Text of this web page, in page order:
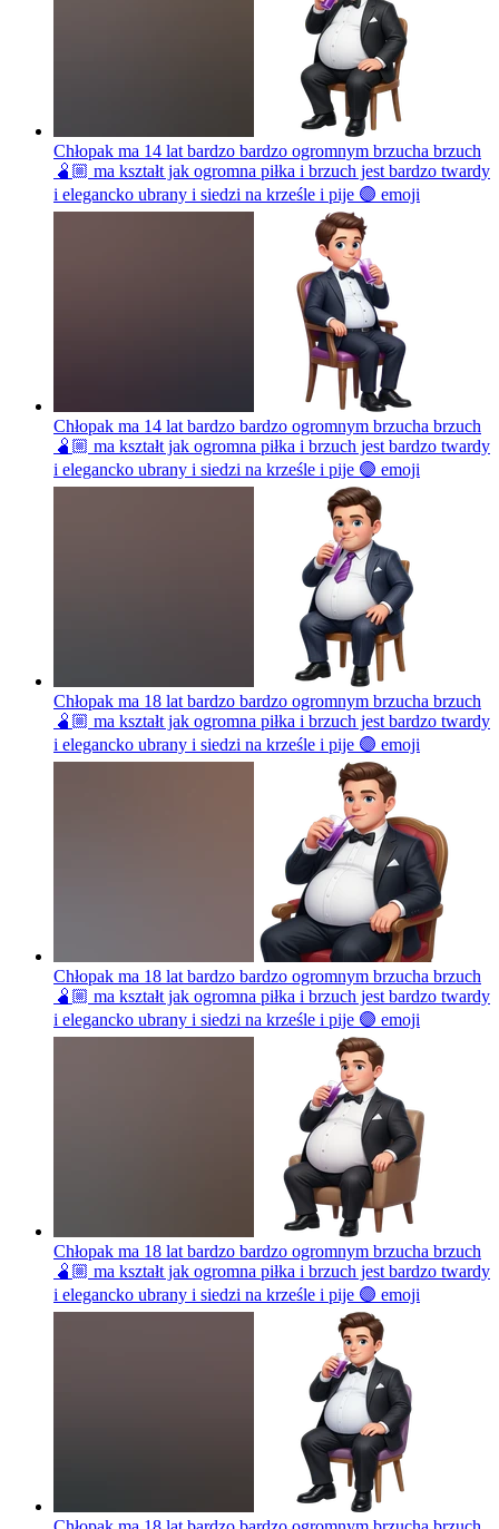
Chłopak ma 14 lat bardzo bardzo ogromnym brzucha brzuch
🫄🏼 ma kształt jak ogromna piłka i brzuch jest bardzo twardy
i elegancko ubrany i siedzi na krześle i pije 🟣 emoji
Chłopak ma 14 lat bardzo bardzo ogromnym brzucha brzuch
🫄🏼 ma kształt jak ogromna piłka i brzuch jest bardzo twardy
i elegancko ubrany i siedzi na krześle i pije 🟣 emoji
Chłopak ma 18 lat bardzo bardzo ogromnym brzucha brzuch
🫄🏼 ma kształt jak ogromna piłka i brzuch jest bardzo twardy
i elegancko ubrany i siedzi na krześle i pije 🟣 emoji
Chłopak ma 18 lat bardzo bardzo ogromnym brzucha brzuch
🫄🏼 ma kształt jak ogromna piłka i brzuch jest bardzo twardy
i elegancko ubrany i siedzi na krześle i pije 🟣 emoji
Chłopak ma 18 lat bardzo bardzo ogromnym brzucha brzuch
🫄🏼 ma kształt jak ogromna piłka i brzuch jest bardzo twardy
i elegancko ubrany i siedzi na krześle i pije 🟣 emoji